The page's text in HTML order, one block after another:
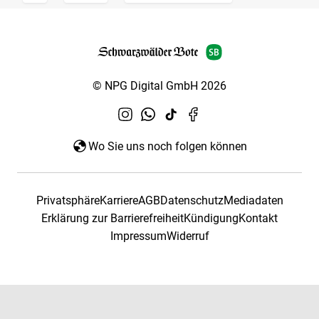
© NPG Digital GmbH 2026
Wo Sie uns noch folgen können
PrivatsphäreKarriereAGBDatenschutzMediadaten
Erklärung zur BarrierefreiheitKündigungKontakt
ImpressumWiderruf